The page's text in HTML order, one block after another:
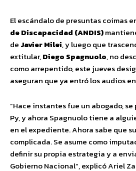
El escándalo de presuntas coimas
de Discapacidad (ANDIS)
de Javier Milei, y luego que
extitular,Diego Spagnuolo, no
como arrepentido, este jueves
aseguran que ya entró los audios
“Hace instantes fue un abogado,
Py, y ahora Spagnuolo tiene a
en el expediente. Ahora sabe que
complicada. Se asume como
definir su propia estrategia y a
Gobierno Nacional”, explicó Ariel